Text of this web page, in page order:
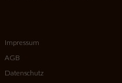
Impressum
AGB
Datenschutz